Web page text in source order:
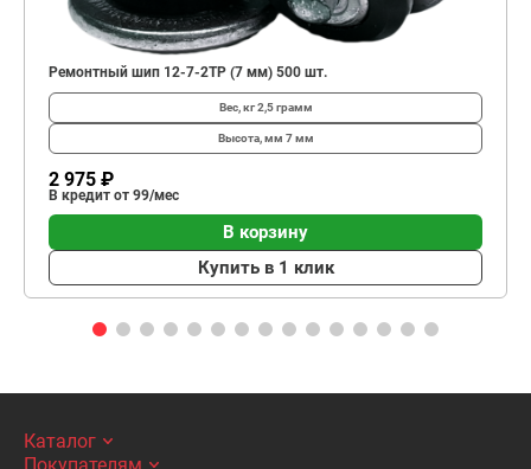
Ремонтный шип 12-7-2ТР (7 мм) 500 шт.
Вес, кг2,5 грамм
Высота, мм 7 мм
2 975 ₽
В кредит от 99/мес
В корзину
Купить в 1 клик
Каталог
Покупателям